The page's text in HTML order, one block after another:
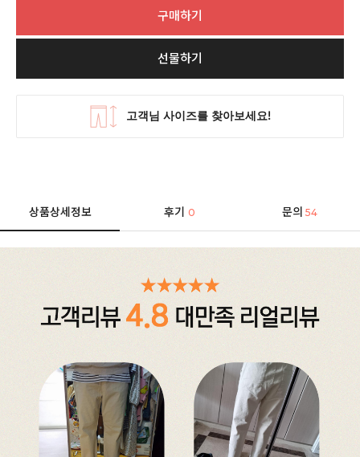
구매하기
선물하기
상품상세정보 후기0 문의 54